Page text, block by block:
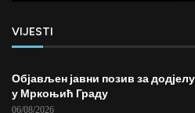
VIJESTI
Објављен јавни позив за
у Мркоњић Граду
06/08/2026